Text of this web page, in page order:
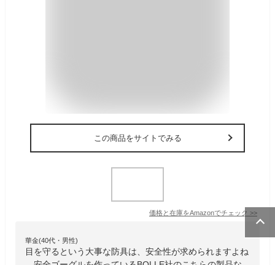
この商品をサイトでみる
価格と在庫をAmazonでチェック >>
華金(40代・男性)
目を守るという大事な防具は、安全性が求められますよね